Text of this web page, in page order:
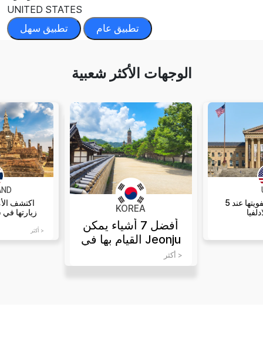
UNITED STATES
تطبيق سهل
تطبيق عام
الوجهات الأكثر شعبية
اكتشف
زيارتها في
أكثر >
KOREA
أفضل 7 أشياء يمكن
القيام بها في Jeonju
أكثر >
5 معالم لا يمكن تفويتها عند